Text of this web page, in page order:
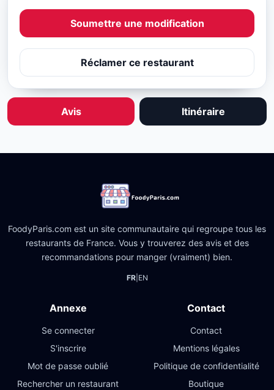
Soumettre une modification
Réclamer ce restaurant
Avis Itinéraire
FoodyParis.com est un site communautaire qui regroupe tous les
restaurants de France. Vous y trouverez des avis et des
recommandations pour manger (vraiment) bien.
FR| EN
Annexe
Se connecter
S'inscrire
Mot de passe oublié
Rechercher un restaurant
Contact
Contact
Mentions légales
Politique de confidentialité
Boutique